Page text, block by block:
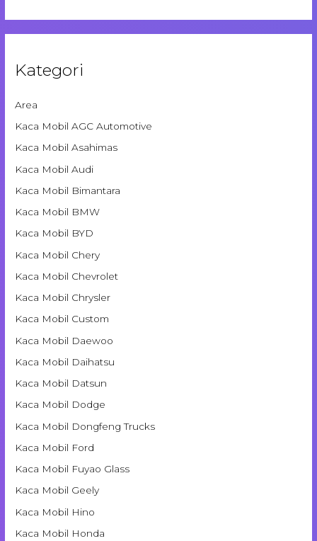
Kategori
Area
Kaca Mobil AGC Automotive
Kaca Mobil Asahimas
Kaca Mobil Audi
Kaca Mobil Bimantara
Kaca Mobil BMW
Kaca Mobil BYD
Kaca Mobil Chery
Kaca Mobil Chevrolet
Kaca Mobil Chrysler
Kaca Mobil Custom
Kaca Mobil Daewoo
Kaca Mobil Daihatsu
Kaca Mobil Datsun
Kaca Mobil Dodge
Kaca Mobil Dongfeng Trucks
Kaca Mobil Ford
Kaca Mobil Fuyao Glass
Kaca Mobil Geely
Kaca Mobil Hino
Kaca Mobil Honda